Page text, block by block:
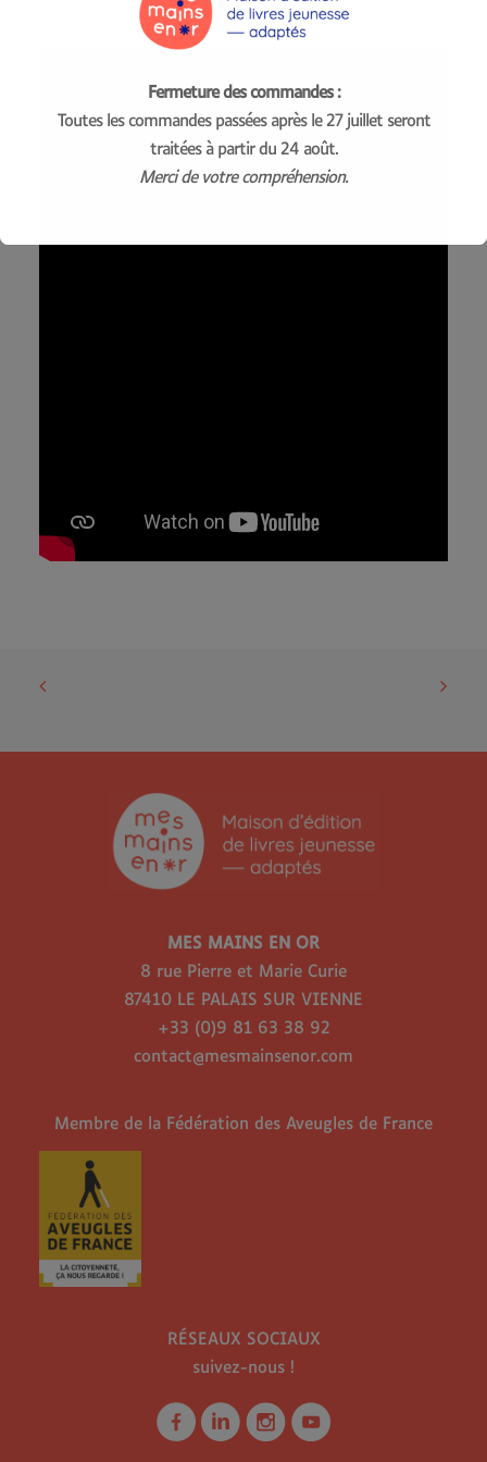
* Association Valentin Haüy
MES MAINS EN OR
8 rue Pierre et Marie Curie
87410 LE PALAIS SUR VIENNE
+33 (0)9 81 63 38 92
contact@mesmainsenor.com
Membre de la Fédération des Aveugles de France
RÉSEAUX SOCIAUX
suivez-nous !
Fermeture des commandes :
Toutes les commandes passées après le 27 juillet seront
traitées à partir du 24 août.
Merci de votre compréhension.